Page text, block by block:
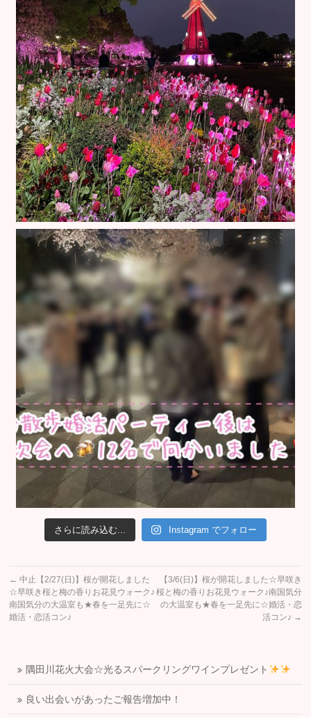
さらに読み込む... Instagram でフォロー
← 中止【2/27(日)】桜が開花しました
☆早咲き桜と梅の香りお花見ウォーク♪
南国気分の大温室も★春を一足先に☆
婚活・恋活コン♪
【3/6(日)】桜が開花しました☆早咲き
桜と梅の香りお花見ウォーク♪南国気分
の大温室も★春を一足先に☆婚活・恋
活コン♪ →
隅田川花火大会☆光るスパークリングワインプレゼント
良い出会いがあったご報告増加中！